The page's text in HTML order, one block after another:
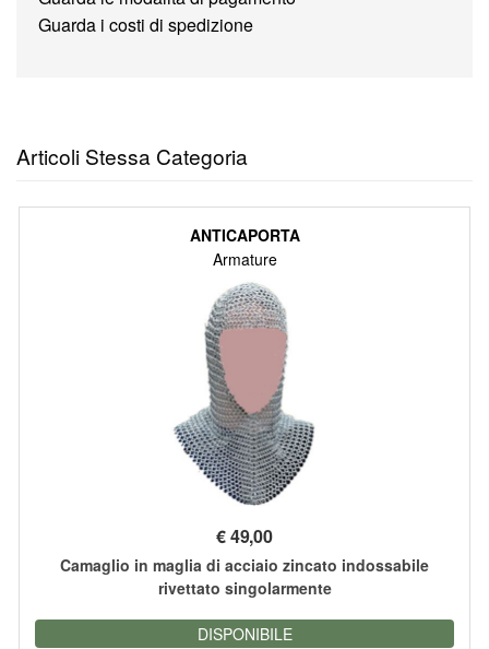
Guarda i costi di spedizione
Articoli Stessa Categoria
ANTICAPORTA
Armature
€49,00
Camaglio in maglia di acciaio zincato indossabile
rivettato singolarmente
DISPONIBILE